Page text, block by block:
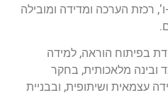
רכזת הערכה ומדידה ומובילה
בפיתוח הוראה, למידה
ובינה מלאכותית, בחקר
עצמאית ושיתופית, ובבניית